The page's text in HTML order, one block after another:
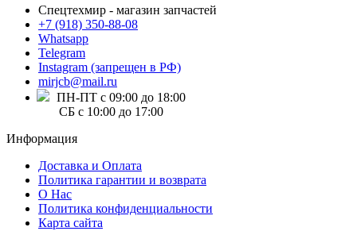
Спецтехмир - магазин запчастей
+7 (918) 350-88-08
Whatsapp
Telegram
Instagram (запрещен в РФ)
mirjcb@mail.ru
ПН-ПТ с 09:00 до 18:00
СБ с 10:00 до 17:00
Информация
Доставка и Оплата
Политика гарантии и возврата
О Нас
Политика конфиденциальности
Карта сайта